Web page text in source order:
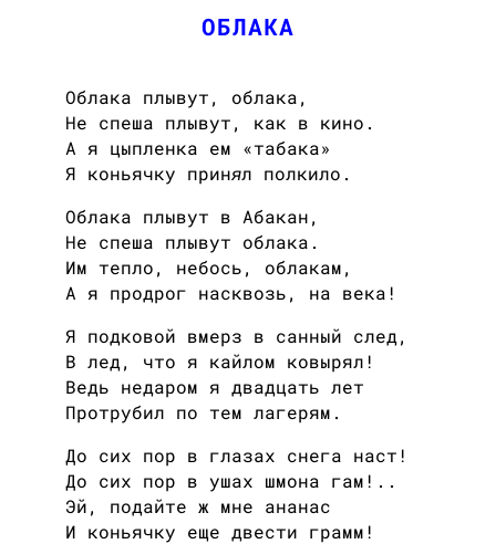
ОБЛАКА
Облака плывут, облака,
Не спеша плывут, как в кино.
А я цыпленка ем «табака»
Я коньячку принял полкило.
Облака плывут в Абакан,
Не спеша плывут облака.
Им тепло, небось, облакам,
А я продрог насквозь, на века!
Я подковой вмерз в санный след,
В лед, что я кайлом ковырял!
Ведь недаром я двадцать лет
Протрубил по тем лагерям.
До сих пор в глазах снега наст!
До сих пор в ушах шмона гам!..
Эй, подайте ж мне ананас
И коньячку еще двести грамм!